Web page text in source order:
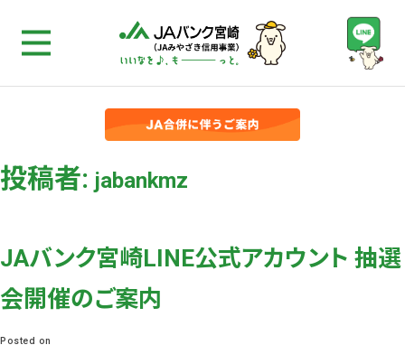
投稿者: jabankmz
JAバンク宮崎LINE公式アカウント 抽選
会開催のご案内
Posted on